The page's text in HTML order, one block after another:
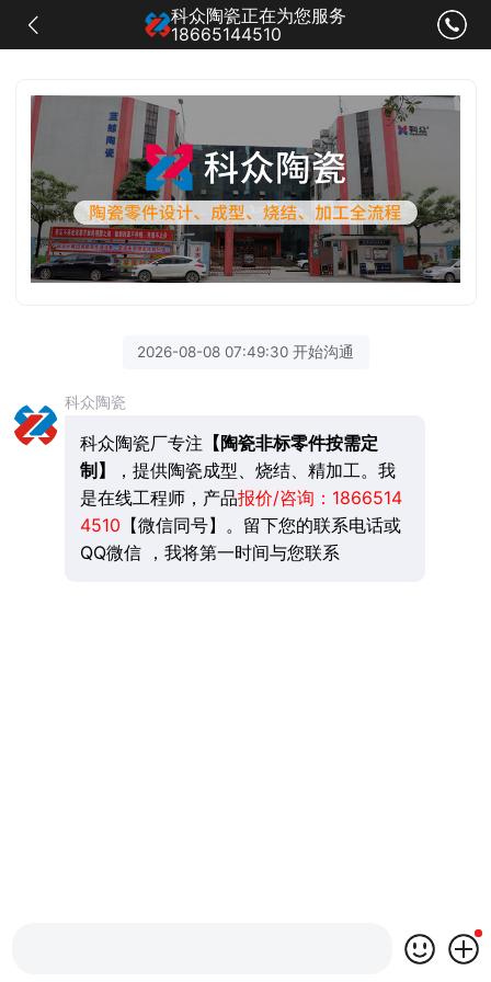
科众陶瓷正在为您服务
18665144510
2026-08-08 07:49:30 开始沟通
科众陶瓷
科众陶瓷厂专注 【陶瓷非标零件按需定
制】
，提供陶瓷成型、烧结、精加工。我
是在线工程师，产品报价/咨询： 1866514
4510 【微信同号】。留下您的联系电话或
QQ微信 ，我将第一时间与您联系